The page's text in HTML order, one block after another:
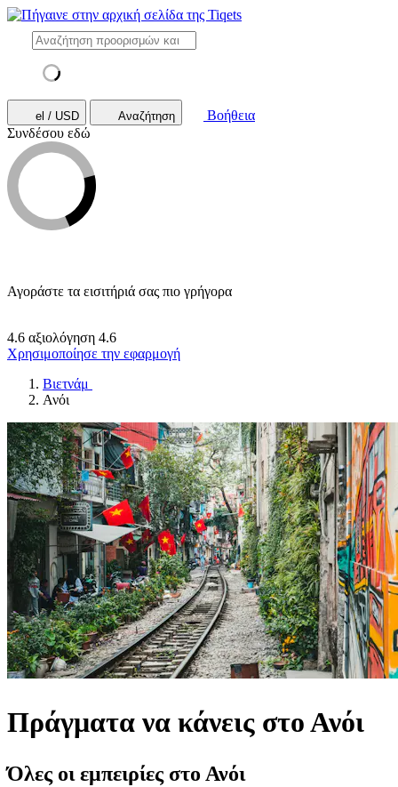
el / USD Αναζήτηση
Βοήθεια
Συνδέσου εδώ
Αγοράστε τα εισιτήριά σας πιο γρήγορα
4.6 αξιολόγηση 4.6
Χρησιμοποίησε την εφαρμογή
Βιετνάμ
Ανόι
Πράγματα να κάνεις στο Ανόι
Όλες οι εμπειρίες στο Ανόι